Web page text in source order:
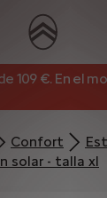
109 €. En el
Confort
solar - talla xl